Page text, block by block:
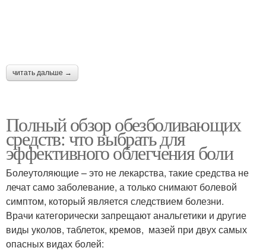
читать дальше →
Полный обзор обезболивающих
средств: что выбрать для
эффективного облегчения боли
Болеутоляющие – это не лекарства, такие средства не
лечат само заболевание, а только снимают болевой
симптом, который является следствием болезни.
Врачи категорически запрещают анальгетики и другие
виды уколов, таблеток, кремов, мазей при двух самых
опасных видах болей: